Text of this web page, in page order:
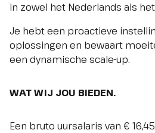
in zowel het Nederlands als
Je hebt een proactieve
oplossingen en bewaart
een dynamische scale-up.
WAT WIJ JOU BIEDEN.
Een bruto uursalaris van €